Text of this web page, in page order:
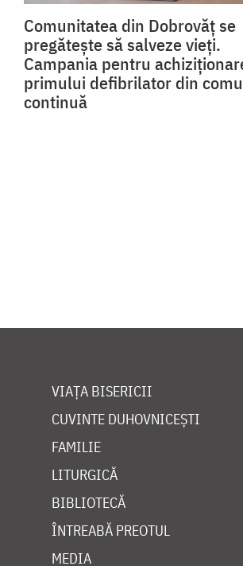
Comunitatea din Dobrovăț se
pregătește să salveze vieți.
Campania pentru
primului defibrilator din
continuă
VIAȚA BISERICII
CUVINTE DUHOVNICEȘTI
FAMILIE
LITURGICĂ
BIBLIOTECĂ
ÎNTREABĂ PREOTUL
MEDIA